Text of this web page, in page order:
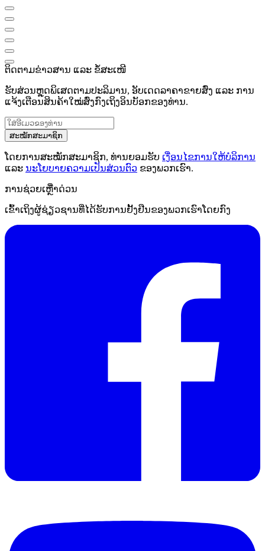
ຕິດຕາມຂ່າວສານ ແລະ ຂໍ້ສະເໜີ
ຮັບສ່ວນຫຼຸດພິເສດຕາມປະລິມານ, ອັບເດດລາຄາຂາຍສົ່ງ ແລະ ການ
ແຈ້ງເຕືອນສິນຄ້າໃໝ່ສົ່ງກົງເຖິງອິນບັອກຂອງທ່ານ.
ສະໝັກສະມາຊິກ
ໂດຍການສະໝັກສະມາຊິກ, ທ່ານຍອມຮັບ ເງື່ອນໄຂການໃຫ້ບໍລິການ
ແລະ ນະໂຍບາຍຄວາມເປັນສ່ວນຕົວ ຂອງພວກເຮົາ.
ການຊ່ວຍເຫຼືໍາດ່ວນ
ເຂົ້າເຖິງຜູ້ຊ່ຽວຊານທີ່ໄດ້ຮັບການຢັ້ງຢືນຂອງພວກເຮົາໂດຍກົງ